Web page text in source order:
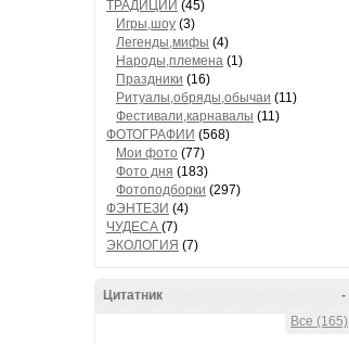
ТРАДИЦИИ (45)
Игры,шоу (3)
Легенды,мифы (4)
Народы,племена (1)
Праздники (16)
Ритуалы,обряды,обычаи (11)
Фестивали,карнавалы (11)
ФОТОГРАФИИ (568)
Мои фото (77)
Фото дня (183)
Фотоподборки (297)
ФЭНТЕЗИ (4)
ЧУДЕСА (7)
ЭКОЛОГИЯ (7)
-
Цитатник
Все (165)